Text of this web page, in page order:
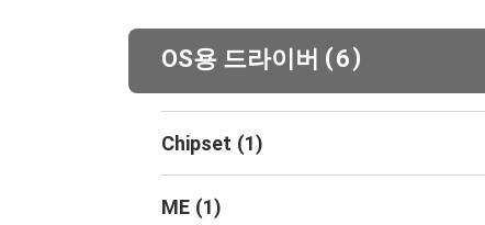
OS용 드라이버 (6)
Chipset (1)
ME (1)